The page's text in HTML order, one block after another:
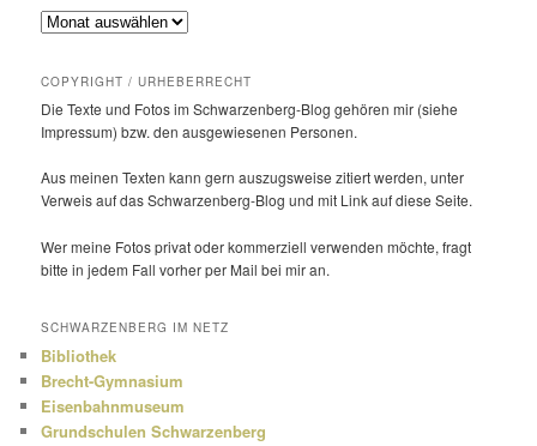
Archiv
COPYRIGHT / URHEBERRECHT
Die Texte und Fotos im Schwarzenberg-Blog gehören mir (siehe
Impressum) bzw. den ausge­wie­senen Personen.
Aus meinen Texten kann gern auszugs­weise zitiert werden, unter
Verweis auf das Schwarzenberg-Blog und mit Link auf diese Seite.
Wer meine Fotos privat oder kommer­ziell verwenden möchte, fragt
bitte in jedem Fall vorher per Mail bei mir an.
SCHWARZENBERG IM NETZ
Bibliothek
Brecht-Gymnasium
Eisenbahnmuseum
Grundschulen Schwarzenberg